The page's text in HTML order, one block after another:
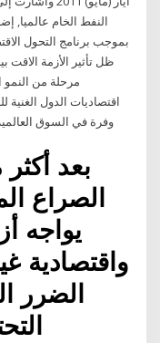
النفط الخام عالميا,
بموجب برنامج التحول
ظل تأثير الأزمة
مرحلة من النمو
اقتصاديات الدول
وفرة في السوق
بعد
الصراع
يواجه
واقتصادية
الضرر